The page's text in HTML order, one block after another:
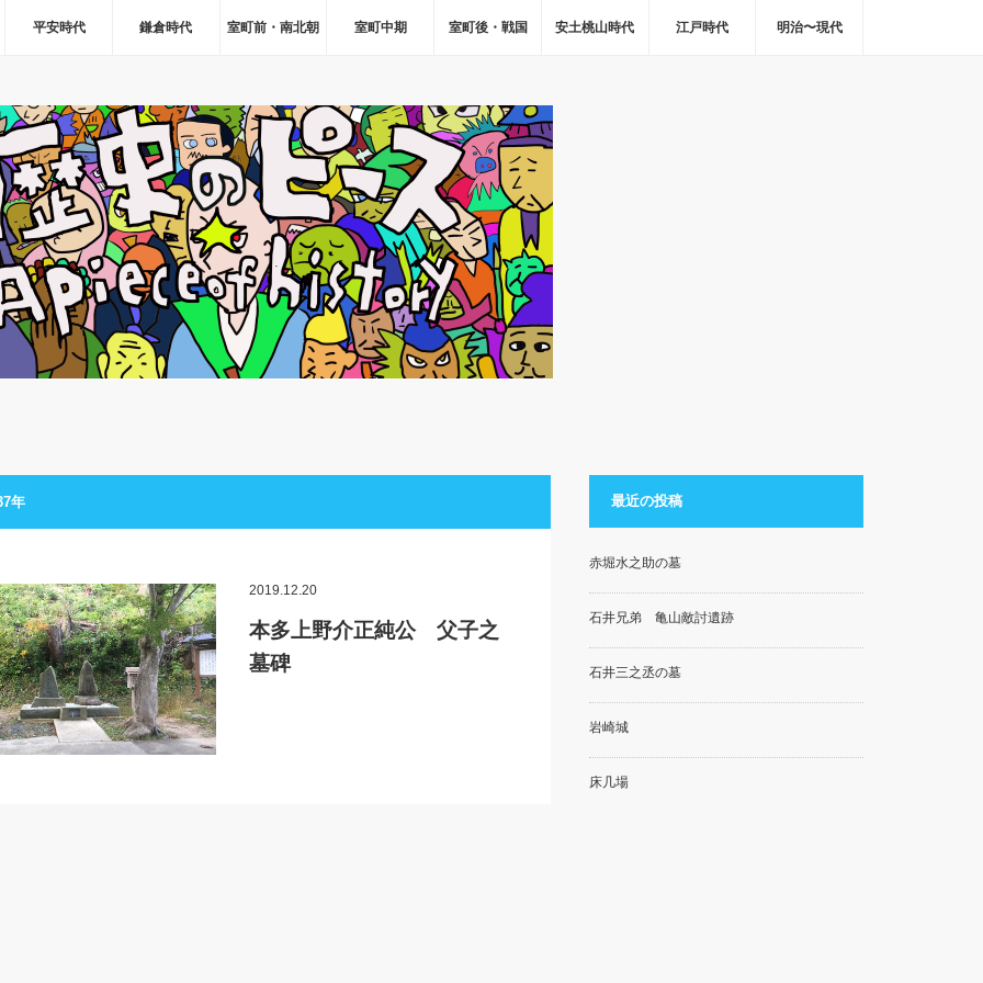
平安時代 鎌倉時代 室町前・南北朝 室町中期 室町後・戦国 安土桃山時代 江戸時代 明治〜現代
年
2019.12.20
本多上野介正純公 父子之
墓碑
最近の投稿
赤堀水之助の墓
石井兄弟 亀山敵討遺跡
石井三之丞の墓
岩崎城
床几場